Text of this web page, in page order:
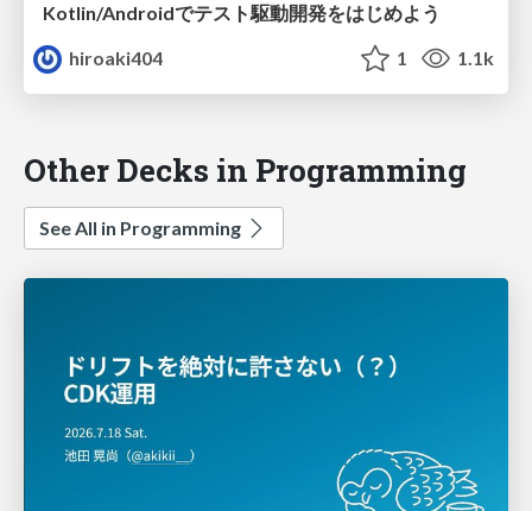
Kotlin/Androidでテスト駆動開発をはじめよう
hiroaki404
1 1.1k
Other Decks in Programming
See All in Programming